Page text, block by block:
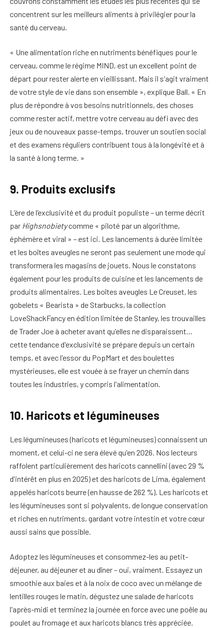
concentrent sur les meilleurs aliments à privilégier pour la
santé du cerveau.
« Une alimentation riche en nutriments bénéfiques pour le
cerveau, comme le régime MIND, est un excellent point de
départ pour rester alerte en vieillissant. Mais il s'agit vraiment
de votre style de vie dans son ensemble », explique Ball. « En
plus de répondre à vos besoins nutritionnels, des choses
comme rester actif, mettre votre cerveau au défi avec des
jeux ou de nouveaux passe-temps, trouver un soutien social
et des examens réguliers contribuent tous à la longévité et à
la santé à long terme. »
9. Produits exclusifs
L’ère de l’exclusivité et du produit populiste – un terme décrit
par Highsnobietycomme « piloté par un algorithme,
éphémère et viral » – est ici. Les lancements à durée limitée
et les boîtes aveugles ne seront pas seulement une mode qui
transformera les magasins de jouets. Nous le constatons
également pour les produits de cuisine et les lancements de
produits alimentaires. Les boîtes aveugles Le Creuset, les
gobelets « Bearista » de Starbucks, la collection
LoveShackFancy en édition limitée de Stanley, les trouvailles
de Trader Joe à acheter avant qu'elles ne disparaissent…
cette tendance d'exclusivité se prépare depuis un certain
temps, et avec l'essor du PopMart et des boulettes
mystérieuses, elle est vouée à se frayer un chemin dans
toutes les industries, y compris l'alimentation.
10. Haricots et légumineuses
Les légumineuses (haricots et légumineuses) connaissent un
moment, et celui-ci ne sera élevé qu'en 2026. Nos lecteurs
raffolent particulièrement des haricots cannellini (avec 29 %
d'intérêt en plus en 2025) et des haricots de Lima, également
appelés haricots beurre (en hausse de 262 %). Les haricots et
les légumineuses sont si polyvalents, de longue conservation
et riches en nutriments, gardant votre intestin et votre cœur
aussi sains que possible.
Adoptez les légumineuses et consommez-les au petit-
déjeuner, au déjeuner et au dîner – oui, vraiment. Essayez un
smoothie aux baies et à la noix de coco avec un mélange de
lentilles rouges le matin, dégustez une salade de haricots
l'après-midi et terminez la journée en force avec une poêle au
poulet au fromage et aux haricots blancs très appréciée.